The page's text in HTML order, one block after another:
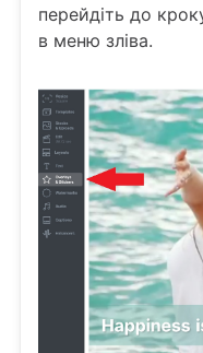
перейдіть до
в меню зліва.